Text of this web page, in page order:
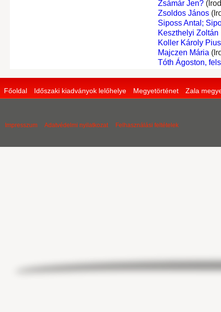
Zsámár Jen?
Zsoldos János
Siposs Antal;
Keszthelyi Zoltán
Koller Károly Pius
Majczen Mária
Tóth Ágoston,
Főoldal Időszaki kiadványok lelőhelye Megyetörténet Zala
Impresszum Adatvédelmi nyilatkozat Felhasználási feltételek